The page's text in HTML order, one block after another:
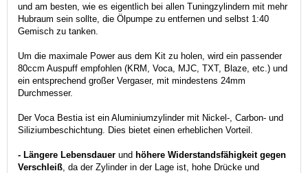
und am besten, wie es eigentlich bei allen Tuningzylindern mit mehr
Hubraum sein sollte, die Ölpumpe zu entfernen und selbst 1:40
Gemisch zu tanken.
Um die maximale Power aus dem Kit zu holen, wird ein passender
80ccm Auspuff empfohlen (KRM, Voca, MJC, TXT, Blaze, etc.) und
ein entsprechend großer Vergaser, mit mindestens 24mm
Durchmesser.
Der Voca Bestia ist ein Aluminiumzylinder mit Nickel-, Carbon- und
Siliziumbeschichtung. Dies bietet einen erheblichen Vorteil.
- Längere Lebensdauer und höhere Widerstandsfähigkeit gegen
Verschleiß , da der Zylinder in der Lage ist, hohe Drücke und